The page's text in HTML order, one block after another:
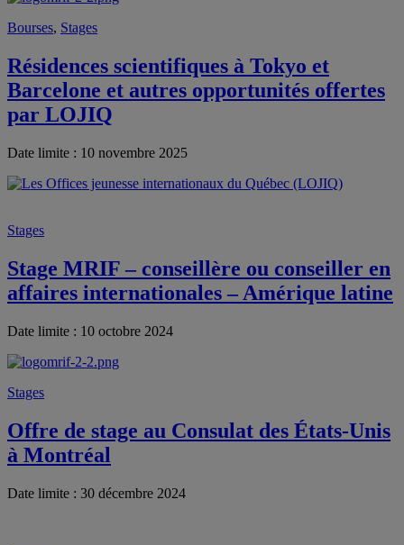
Bourses, Stages
Résidences scientifiques à Tokyo et
Barcelone et autres opportunités offertes
par LOJIQ
Date limite : 10 novembre 2025
Stages
Stage MRIF – conseillère ou conseiller en
affaires internationales – Amérique latine
Date limite : 10 octobre 2024
Stages
Offre de stage au Consulat des États-Unis
à Montréal
Date limite : 30 décembre 2024